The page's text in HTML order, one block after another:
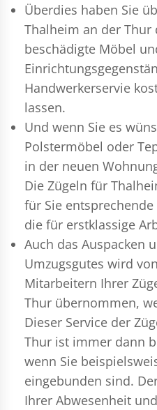
Überdies haben Sie
Thalheim an der Thur
beschädigte Möbel
Handwerkerservie
lassen.
Und wenn Sie es
Polstermöbel oder
in der neuen
Die Zügeln für
für Sie
die für erstklassige
Auch das Auspacken
Umzugsgutes wird
Mitarbeitern Ihrer
Thur übernommen,
Dieser Service der
Thur ist immer dann
wenn Sie
eingebunden sind.
Ihrer Abwesenheit